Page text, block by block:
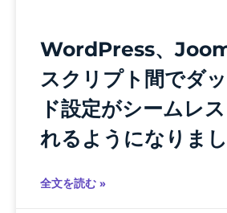
WordPress、
スクリプト間でダ
ド設定がシームレ
れるようになりま
全文を読む »